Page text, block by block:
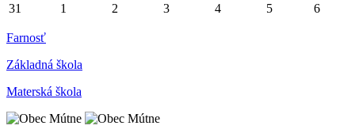
31
1 2 3 4 5 6
Farnosť
Základná škola
Materská škola